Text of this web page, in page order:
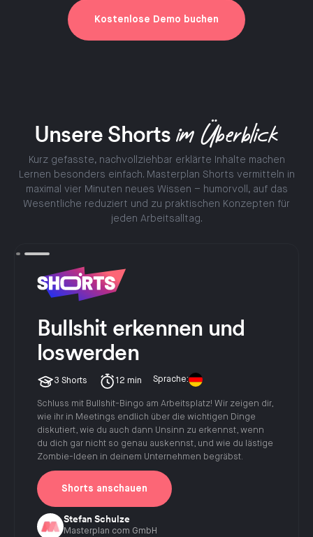
Kostenlose Demo buchen
Unsere Shorts im Überblick
Kurz gefasste, nachvollziehbar erklärte Inhalte machen
Lernen besonders einfach. Masterplan Shorts vermitteln in
maximal vier Minuten neues Wissen – humorvoll, auf das
Wesentliche reduziert und zu praktischen Konzepten für
jeden Arbeitsalltag.
Bullshit erkennen und
loswerden
3 Shorts 12 min Sprache:
Schluss mit Bullshit-Bingo am Arbeitsplatz! Wir zeigen dir,
wie ihr in Meetings endlich über die wichtigen Dinge
diskutiert, wie du auch dann Unsinn zu erkennst, wenn
du dich gar nicht so genau auskennst, und wie du lästige
Zombie-Ideen in deinem Unternehmen begräbst.
Shorts anschauen
Stefan Schulze
Masterplan com GmbH